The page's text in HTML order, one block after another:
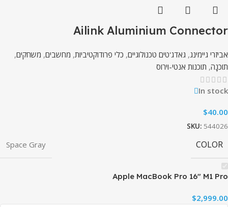
Ailink Aluminium Connector
אביזרי גיימינג, גאדג'טים טכנולוגיים, כלי פרודוקטיביות, מחשבים, משחקים,
תוֹכנָה, תוכנות אנטי-וירוס
In stock
$40.00
SKU: 544026
COLOR
Space Gray
Apple MacBook Pro 16″ M1 Pro
$2,999.00